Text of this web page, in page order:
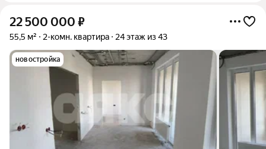
22 500 000 ₽
55,5 м² 2-комн. квартира 24 этаж из 43
новостройка